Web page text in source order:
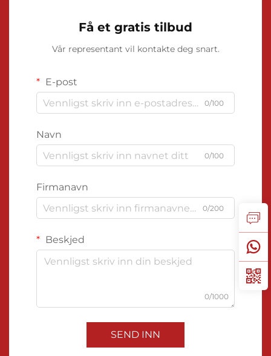
Få et gratis tilbud
Vår representant vil kontakte deg snart.
E-post
0/100
Navn
0/100
Firmanavn
0/200
Beskjed
0/1000
SEND INN